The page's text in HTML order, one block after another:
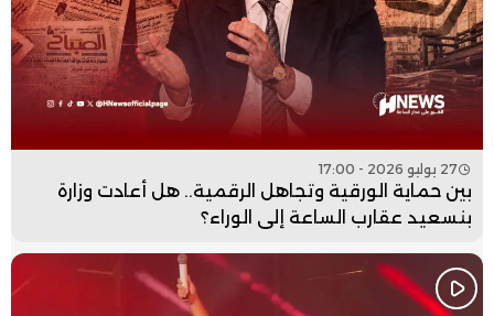
27 يوليو 2026 - 17:00
بين حماية الورقية وتجاهل الرقمية.. هل أعادت وزارة
بنسعيد عقارب الساعة إلى الوراء؟